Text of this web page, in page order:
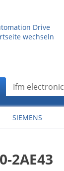
Ifm electronic
SIEMENS
2AE43